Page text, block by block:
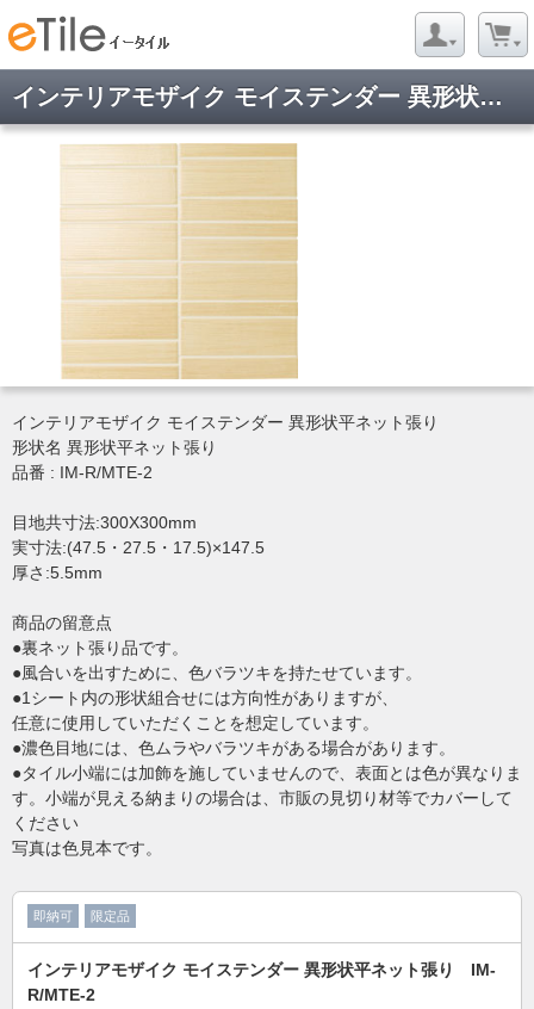
インテリアモザイク モイステンダー 異形状平ネット張り IM-R/MTE-2
インテリアモザイク モイステンダー 異形状平ネット張り
形状名 異形状平ネット張り
品番 : IM-R/MTE-2
目地共寸法:300X300mm
実寸法:(47.5・27.5・17.5)×147.5
厚さ:5.5mm
商品の留意点
●裏ネット張り品です。
●風合いを出すために、色バラツキを持たせています。
●1シート内の形状組合せには方向性がありますが、
任意に使用していただくことを想定しています。
●濃色目地には、色ムラやバラツキがある場合があります。
●タイル小端には加飾を施していませんので、表面とは色が異なりま
す。小端が見える納まりの場合は、市販の見切り材等でカバーして
ください
写真は色見本です。
即納可 限定品
インテリアモザイク モイステンダー 異形状平ネット張り IM-
R/MTE-2